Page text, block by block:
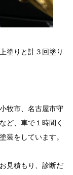
塗りと計３回塗り
牧市、名古屋市守
ど、車で１時間く
装をしています。
見積もり、診断だ